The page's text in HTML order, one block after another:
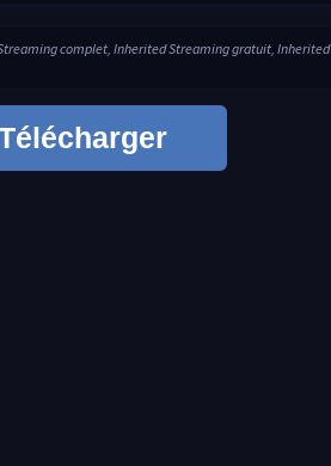
complet, Inherited Streaming gratuit, Inherited